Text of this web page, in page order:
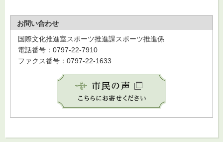
お問い合わせ
国際文化推進室スポーツ推進課スポーツ推進係
電話番号：0797-22-7910
ファクス番号：0797-22-1633